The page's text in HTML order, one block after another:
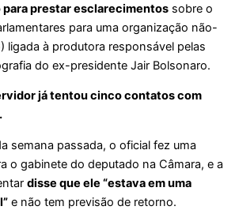
prestar esclarecimentos sobre o
para uma organização não-
ligada à produtora responsável pelas
do ex-presidente Jair Bolsonaro.
já tentou cinco contatos com
semana passada, o oficial fez uma
o gabinete do deputado na Câmara, e a
disse que ele “estava em uma
e não tem previsão de retorno.